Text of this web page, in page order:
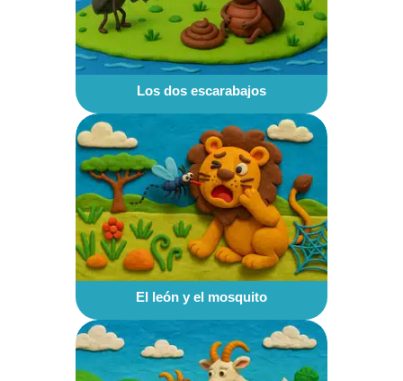
Los dos escarabajos
El león y el mosquito